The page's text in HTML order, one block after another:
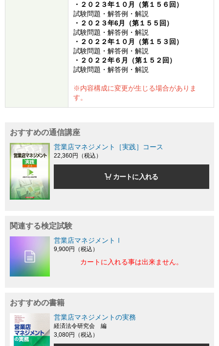
・２０２３年１０月（第１５６回）
試験問題・解答例・解説
・２０２３年6月（第１５５回）
試験問題・解答例・解説
・２０２２年１０月（第１５３回）
試験問題・解答例・解説
・２０２２年６月（第１５２回）
試験問題・解答例・解説
※内容構成に変更が生じる場合がありま
す。
おすすめの通信講座
営業店マネジメント［実践］コース
22,360円（税込）
カートに入れる
関連する検定試験
営業店マネジメントⅠ
9,900円（税込）
カートに入れる事は出来ません。
おすすめの書籍
営業店マネジメントの実務
経済法令研究会 編
3,080円（税込）